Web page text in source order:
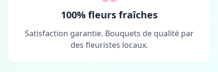
100% fleurs fraîches
Satisfaction garantie. Bouquets de qualité par
des fleuristes locaux.